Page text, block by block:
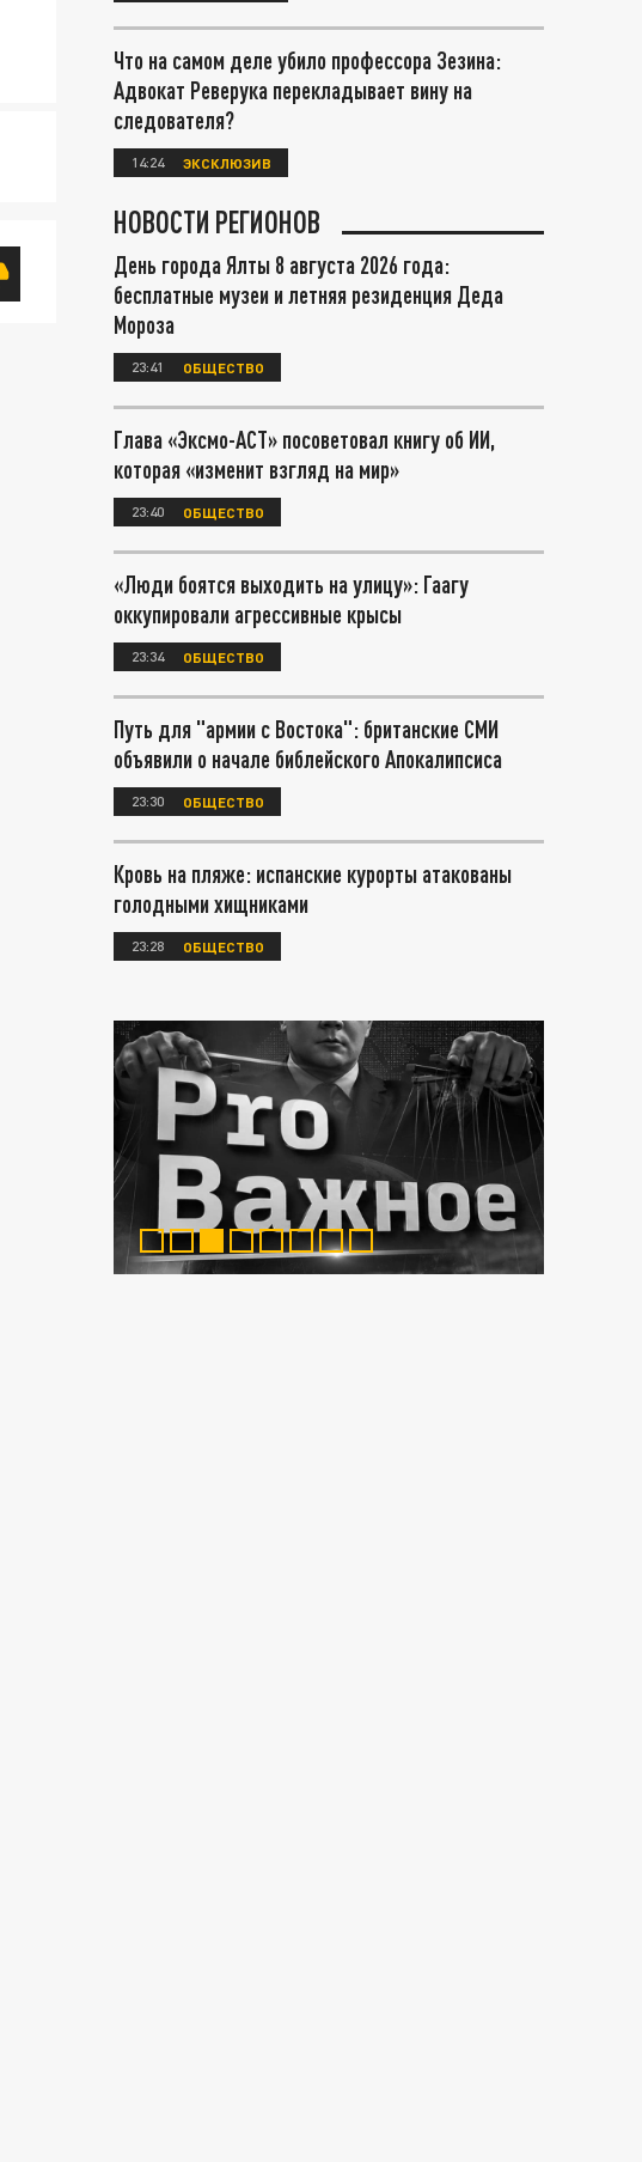
Что на самом деле убило профессора Зезина:
Адвокат Реверука перекладывает вину на
следователя?
14:24 ЭКСКЛЮЗИВ
НОВОСТИ РЕГИОНОВ
День города Ялты 8 августа 2026 года:
бесплатные музеи и летняя резиденция Деда
Мороза
23:41 ОБЩЕСТВО
Глава «Эксмо-АСТ» посоветовал книгу об ИИ,
которая «изменит взгляд на мир»
23:40 ОБЩЕСТВО
«Люди боятся выходить на улицу»: Гаагу
оккупировали агрессивные крысы
23:34 ОБЩЕСТВО
Путь для "армии с Востока": британские СМИ
объявили о начале библейского Апокалипсиса
23:30 ОБЩЕСТВО
Кровь на пляже: испанские курорты атакованы
голодными хищниками
23:28 ОБЩЕСТВО